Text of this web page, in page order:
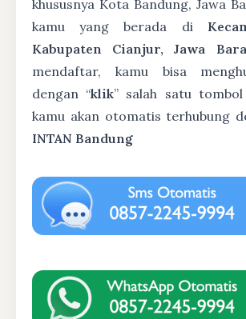
khususnya Kota Bandung, Jawa
kamu yang berada di
Kabupaten Cianjur, Jawa
mendaftar, kamu bisa
dengan “klik” salah satu
kamu akan otomatis terhubung
INTAN Bandung